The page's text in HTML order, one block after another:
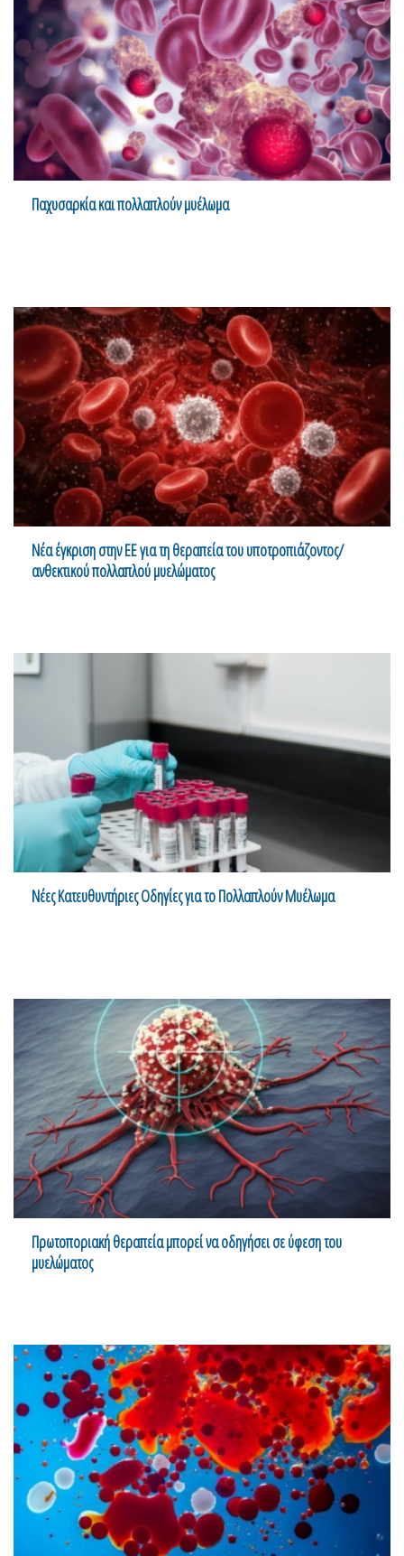
Παχυσαρκία και πολλαπλούν μυέλωμα
Νέα έγκριση στην ΕΕ για τη θεραπεία του υποτροπιάζοντος/
ανθεκτικού πολλαπλού μυελώματος
Νέες Κατευθυντήριες Οδηγίες για το Πολλαπλούν Μυέλωμα
Πρωτοποριακή θεραπεία μπορεί να οδηγήσει σε ύφεση του
μυελώματος